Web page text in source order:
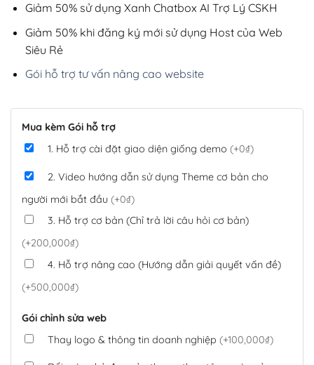
Giảm 50% sử dụng Xanh Chatbox AI Trợ Lý CSKH
Giảm 50% khi đăng ký mới sử dụng Host của Web
Siêu Rẻ
Gói hỗ trợ tư vấn nâng cao website
Mua kèm Gói hỗ trợ
1. Hỗ trợ cài đặt giao diện giống demo (+0₫)
2. Video hướng dẫn sử dụng Theme cơ bản cho
người mới bắt đầu (+0₫)
3. Hỗ trợ cơ bản (Chỉ trả lời câu hỏi cơ bản)
(+200,000₫)
4. Hỗ trợ nâng cao (Hướng dẫn giải quyết vấn đề)
(+500,000₫)
Gói chỉnh sửa web
Thay logo & thông tin doanh nghiệp (+100,000₫)